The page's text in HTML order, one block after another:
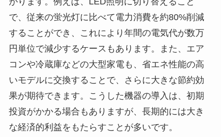
で、従来の蛍光灯に比べて電力消費を約80%削減
することができ、これにより年間の電気代が数万
円単位で減少するケースもあります。また、エア
コンや冷蔵庫などの大型家電も、省エネ性能の高
いモデルに交換することで、さらに大きな節約効
果が期待できます。こうした機器の導入は、初期
投資がかかる場合もありますが、長期的には大き
な経済的利益をもたらすことが多いです。